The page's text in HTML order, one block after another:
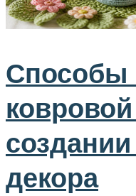
Способы
декора